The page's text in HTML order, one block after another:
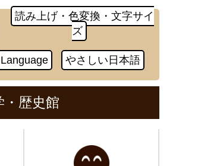
読み上げ・色変換・文字サイ
ズ
Language やさしい日本語
・歴史館